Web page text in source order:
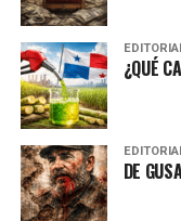
¿QUÉ
DE